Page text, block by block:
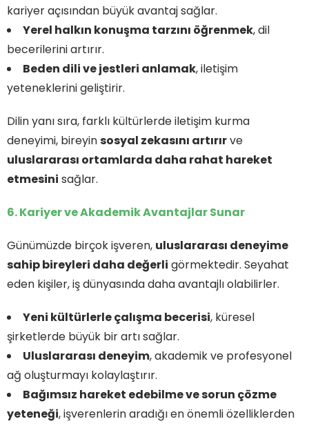
kariyer açısından büyük avantaj sağlar.
Yerel halkın konuşma tarzını öğrenmek, dil
becerilerini artırır.
Beden dili ve jestleri anlamak, iletişim
yeteneklerini geliştirir.
Dilin yanı sıra, farklı kültürlerde iletişim kurma
deneyimi, bireyinsosyal zekasını artırırve
uluslararası ortamlarda daha rahat hareket
etmesini sağlar.
6. Kariyer ve Akademik Avantajlar Sunar
Günümüzde birçok işveren, uluslararası deneyime
sahip bireyleri daha değerli görmektedir. Seyahat
eden kişiler, iş dünyasında daha avantajlı olabilirler.
Yeni kültürlerle çalışma becerisi, küresel
şirketlerde büyük bir artı sağlar.
Uluslararası deneyim, akademik ve profesyonel
ağ oluşturmayı kolaylaştırır.
Bağımsız hareket edebilme ve sorun çözme
yeteneği, işverenlerin aradığı en önemli özelliklerden